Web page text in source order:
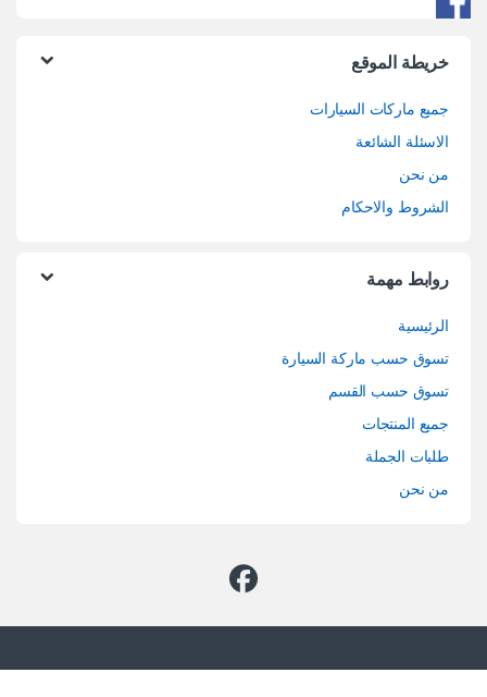
خريطة الموقع
جميع ماركات السيارات
الاسئلة الشائعة
من نحن
الشروط والاحكام
روابط مهمة
الرئيسية
تسوق حسب ماركة السيارة
تسوق حسب القسم
جميع المنتجات
طلبات الجملة
من نحن